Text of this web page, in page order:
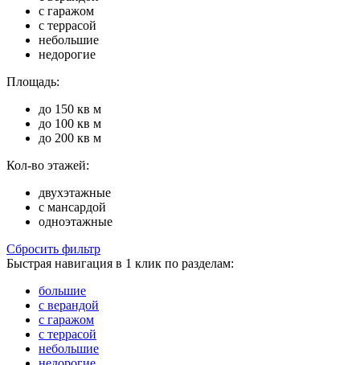
с гаражом
с террасой
небольшие
недорогие
Площадь:
до 150 кв м
до 100 кв м
до 200 кв м
Кол-во этажей:
двухэтажные
с мансардой
одноэтажные
Сбросить фильтр
Быстрая навигация в 1 клик по разделам:
большие
с верандой
с гаражом
с террасой
небольшие